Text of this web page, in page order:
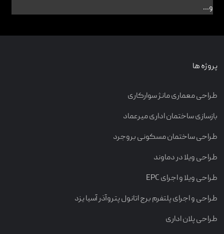
و...
پروژه ها
طراحی معماری مانژ سوارکاری
بازسازی ساختمان اداری میرعماد
طراحی ساختمان مسکونی بروجرد
طراحی ویلا در دماوند
طراحی ویلا و اجرای EPC
طراحی و اجرای پلتفرم برج اتانول پتروآذر آسیا یزد
طراحی پلان اداری